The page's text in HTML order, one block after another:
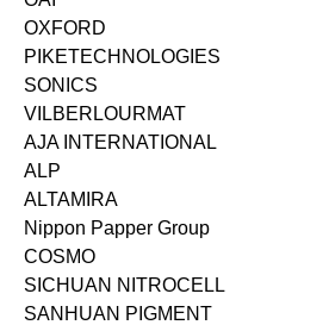
OXFORD
PIKETECHNOLOGIES
SONICS
VILBERLOURMAT
AJA INTERNATIONAL
ALP
ALTAMIRA
Nippon Papper Group
COSMO
SICHUAN NITROCELL
SANHUAN PIGMENT